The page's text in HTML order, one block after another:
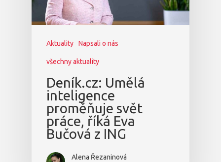
Aktuality Napsali o nás
všechny aktuality
Deník.cz: Umělá
inteligence
proměňuje svět
práce, říká Eva
Bučová z ING
Alena Řezaninová